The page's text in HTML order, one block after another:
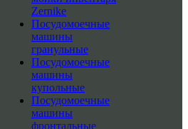
Zernike
Посудомоечные
машины
гранульные
Посудомоечные
машины
купольные
Посудомоечные
машины
фронтальные